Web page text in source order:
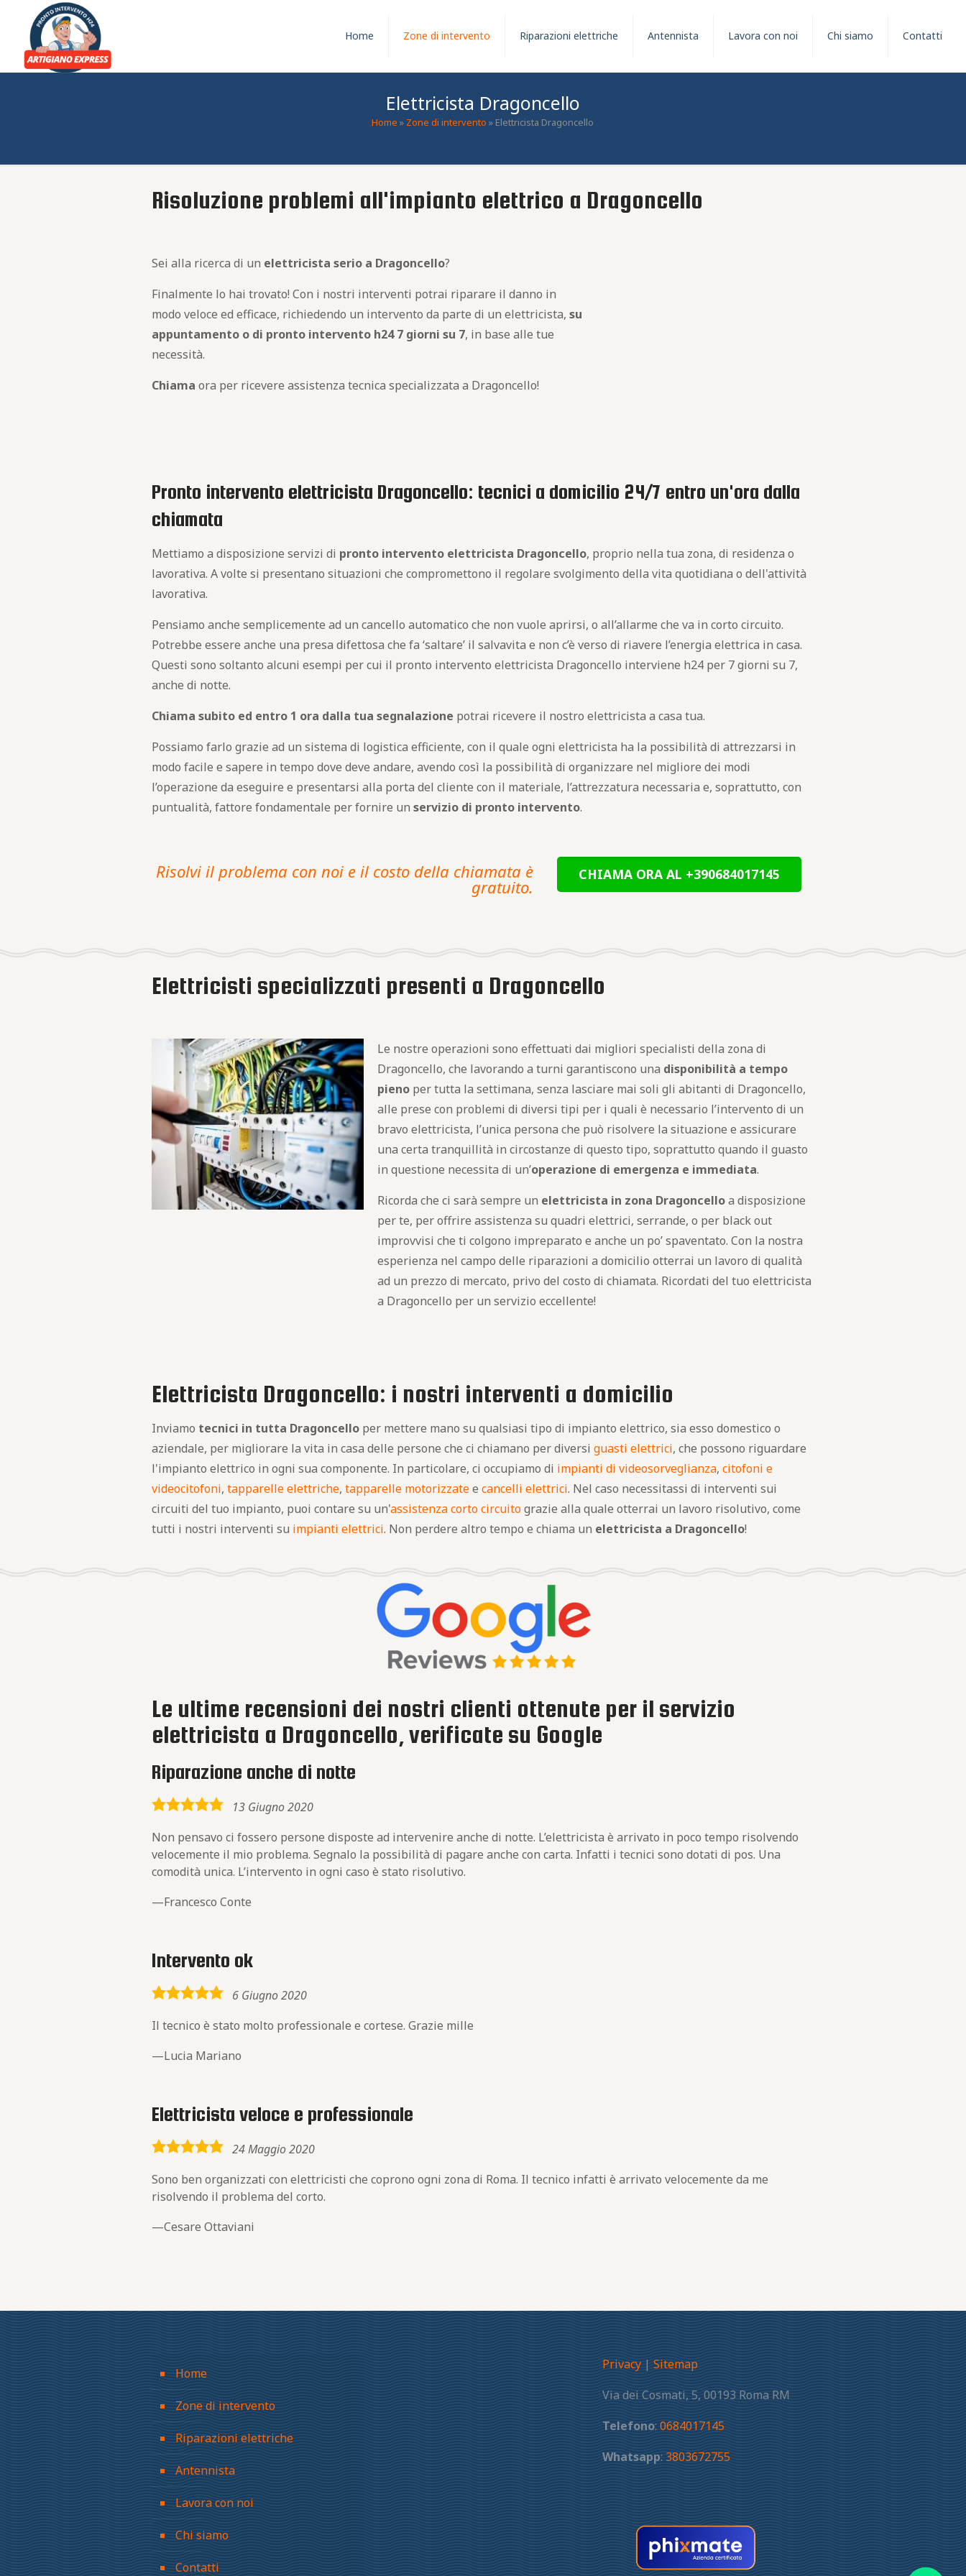
Home Zone di intervento Riparazioni elettriche Antennista Lavora con noi Chi siamo Contatti
Elettricista Dragoncello
Home » Zone di intervento » Elettricista Dragoncello
Risoluzione problemi all'impianto elettrico a Dragoncello
Sei alla ricerca di un elettricista serio a Dragoncello?
Finalmente lo hai trovato! Con i nostri interventi potrai riparare il danno in
modo veloce ed efficace, richiedendo un intervento da parte di un elettricista,su
appuntamento o di pronto intervento h24 7 giorni su 7, in base alle tue
necessità.
Chiama ora per ricevere assistenza tecnica specializzata a Dragoncello!
Pronto intervento elettricista Dragoncello: tecnici a domicilio 24/7 entro un'ora dalla
chiamata
Mettiamo a disposizione servizi di pronto intervento elettricista Dragoncello, proprio nella tua zona, di residenza o
lavorativa. A volte si presentano situazioni che compromettono il regolare svolgimento della vita quotidiana o dell'attività
lavorativa.
Pensiamo anche semplicemente ad un cancello automatico che non vuole aprirsi, o all’allarme che va in corto circuito.
Potrebbe essere anche una presa difettosa che fa ‘saltare’ il salvavita e non c’è verso di riavere l’energia elettrica in casa.
Questi sono soltanto alcuni esempi per cui il pronto intervento elettricista Dragoncello interviene h24 per 7 giorni su 7,
anche di notte.
Chiama subito ed entro 1 ora dalla tua segnalazione potrai ricevere il nostro elettricista a casa tua.
Possiamo farlo grazie ad un sistema di logistica efficiente, con il quale ogni elettricista ha la possibilità di attrezzarsi in
modo facile e sapere in tempo dove deve andare, avendo così la possibilità di organizzare nel migliore dei modi
l’operazione da eseguire e presentarsi alla porta del cliente con il materiale, l’attrezzatura necessaria e, soprattutto, con
puntualità, fattore fondamentale per fornire unservizio di pronto intervento.
Risolvi il problema con noi e il costo della chiamata è
gratuito.
CHIAMA ORA AL +390684017145
Elettricisti specializzati presenti a Dragoncello
Le nostre operazioni sono effettuati dai migliori specialisti della zona di
Dragoncello, che lavorando a turni garantiscono una disponibilità a tempo
pienoper tutta la settimana, senza lasciare mai soli gli abitanti di Dragoncello,
alle prese con problemi di diversi tipi per i quali è necessario l’intervento di un
bravo elettricista, l’unica persona che può risolvere la situazione e assicurare
una certa tranquillità in circostanze di questo tipo, soprattutto quando il guasto
in questione necessita di un’operazione di emergenza e immediata.
Ricorda che ci sarà sempre un elettricista in zona Dragoncelloa disposizione
per te, per offrire assistenza su quadri elettrici, serrande, o per black out
improvvisi che ti colgono impreparato e anche un po’ spaventato. Con la nostra
esperienza nel campo delle riparazioni a domicilio otterrai un lavoro di qualità
ad un prezzo di mercato, privo del costo di chiamata. Ricordati del tuo elettricista
a Dragoncello per un servizio eccellente!
Elettricista Dragoncello: i nostri interventi a domicilio
Inviamo tecnici in tutta Dragoncello per mettere mano su qualsiasi tipo di impianto elettrico, sia esso domestico o
aziendale, per migliorare la vita in casa delle persone che ci chiamano per diversiguasti elettrici, che possono riguardare
l'impianto elettrico in ogni sua componente. In particolare, ci occupiamo di impianti di videosorveglianza,citofoni e
videocitofoni,tapparelle elettriche,tapparelle motorizzateecancelli elettrici. Nel caso necessitassi di interventi sui
circuiti del tuo impianto, puoi contare su un'assistenza corto circuitograzie alla quale otterrai un lavoro risolutivo, come
tutti i nostri interventi su impianti elettrici. Non perdere altro tempo e chiama un elettricista a Dragoncello!
Le ultime recensioni dei nostri clienti ottenute per il servizio
elettricista a Dragoncello, verificate su Google
Riparazione anche di notte
5,0
13 Giugno 2020
Non pensavo ci fossero persone disposte ad intervenire anche di notte. L’elettricista è arrivato in poco tempo risolvendo
velocemente il mio problema. Segnalo la possibilità di pagare anche con carta. Infatti i tecnici sono dotati di pos. Una
comodità unica. L’intervento in ogni caso è stato risolutivo.
Francesco Conte
Intervento ok
5,0
6 Giugno 2020
Il tecnico è stato molto professionale e cortese. Grazie mille
Lucia Mariano
Elettricista veloce e professionale
5,0
24 Maggio 2020
Sono ben organizzati con elettricisti che coprono ogni zona di Roma. Il tecnico infatti è arrivato velocemente da me
risolvendo il problema del corto.
Cesare Ottaviani
Home
Zone di intervento
Riparazioni elettriche
Antennista
Lavora con noi
Chi siamo
Contatti
Privacy| Sitemap
Via dei Cosmati, 5, 00193 Roma RM
Telefono: 0684017145
Whatsapp: 3803672755